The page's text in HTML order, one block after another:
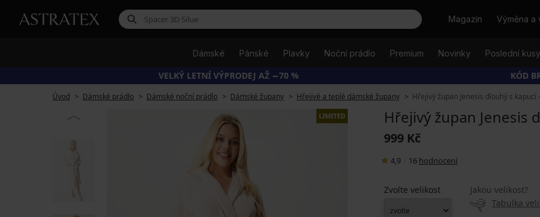
HledatMagazín Výměna a
Dámské Pánské Plavky Noční prádlo Premium Novinky Poslední kusy
VELKÝ LETNÍ VÝPRODEJ AŽ −70 % KÓD
Úvod Dámské prádlo Dámské noční prádlo Dámské župany Hřejivé a teplé dámské župany Hřejivý župan Jenesis dlouhý s kapucí
LIMITED Hřejivý župan Jenesis
999 Kč
4,9 16 hodnocení
Zvolte velikost
Jakou velikost?
Tabulka